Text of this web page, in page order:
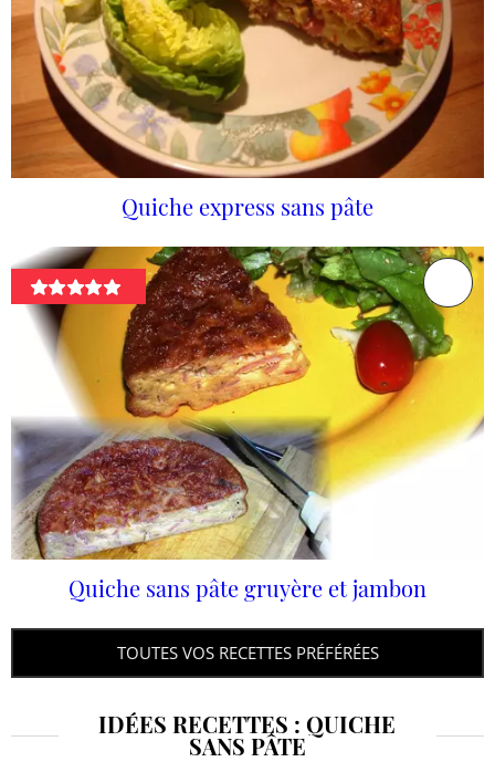
Quiche express sans pâte
Quiche sans pâte gruyère et jambon
TOUTES VOS RECETTES PRÉFÉRÉES
IDÉES RECETTES : QUICHE
SANS PÂTE